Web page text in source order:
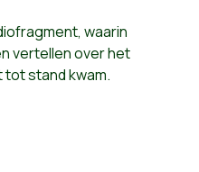
waarin
vertellen over het
stand kwam.